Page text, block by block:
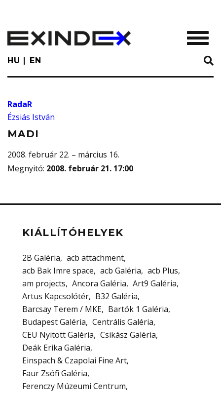
main
content
HU EN
RadaR
Ézsiás István
MADI
2008. február 22. – március 16.
Megnyitó: 2008. február 21. 17:00
KIÁLLÍTÓHELYEK
2B Galéria
acb attachment
acb Bak Imre space
acb Galéria
acb Plus
am projects
Ancora Galéria
Art9 Galéria
Artus Kapcsolótér
B32 Galéria
Barcsay Terem / MKE
Bartók 1 Galéria
Budapest Galéria
Centrális Galéria
CEU Nyitott Galéria
Csikász Galéria
Deák Erika Galéria
Einspach & Czapolai Fine Art
Faur Zsófi Galéria
Ferenczy Múzeumi Centrum